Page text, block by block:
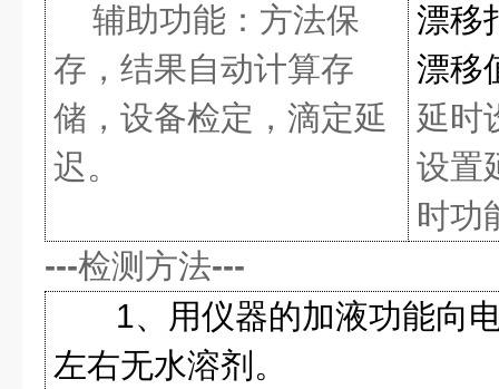
辅助功能：方法保
存，结果自动计算存
储，设备检定，滴定延
迟。
漂移
漂移
延时
设置
时功
---检测方法---
1、用仪器的加液功能向
左右无水溶剂。